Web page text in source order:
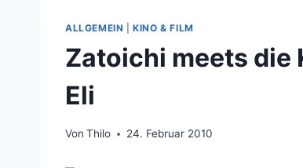
ALLGEMEIN |KINO & FILM
Zatoichi meets die
Eli
Von Thilo 24. Februar 2010